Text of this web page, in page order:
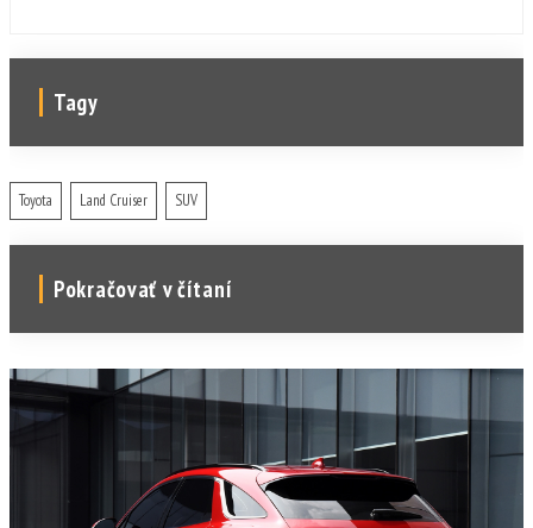
Tagy
Toyota Land Cruiser SUV
Pokračovať v čítaní